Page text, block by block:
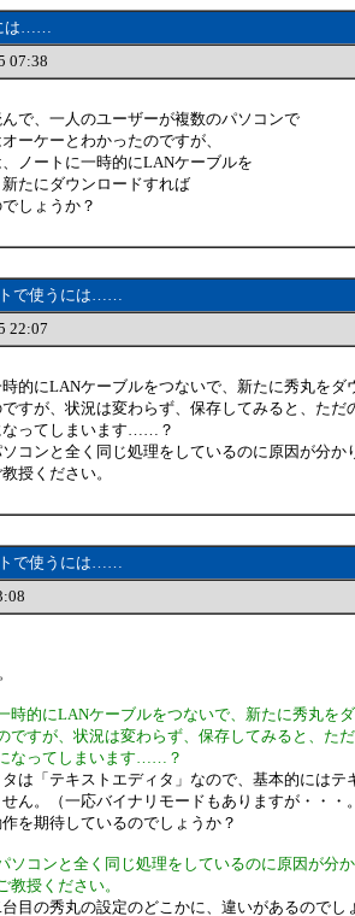
は……
07:38
で、一人のユーザーが複数のパソコンで
ーケーとわかったのですが、
ノートに一時的にLANケーブルを
たにダウンロードすれば
しょうか？
トで使うには……
22:07
時的にLANケーブルをつないで、新たに秀丸をダ
ですが、状況は変わらず、保存してみると、ただ
なってしまいます……？
コンと全く同じ処理をしているのに原因が分か
授ください。
トで使うには……
時的にLANケーブルをつないで、新たに秀丸を
ですが、状況は変わらず、保存してみると、た
なってしまいます……？
は「テキストエディタ」なので、基本的にはテ
せん。（一応バイナリモードもありますが・・・
を期待しているのでしょうか？
ソコンと全く同じ処理をしているのに原因が分
教授ください。
目の秀丸の設定のどこかに、違いがあるのでし